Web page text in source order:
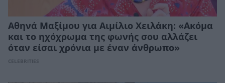
Αθηνά Μαξίμου για Αιμίλιο Χειλάκη: «Ακόμα
και το ηχόχρωμα της φωνής σου αλλάζει
όταν είσαι χρόνια με έναν άνθρωπο»
CELEBRITIES